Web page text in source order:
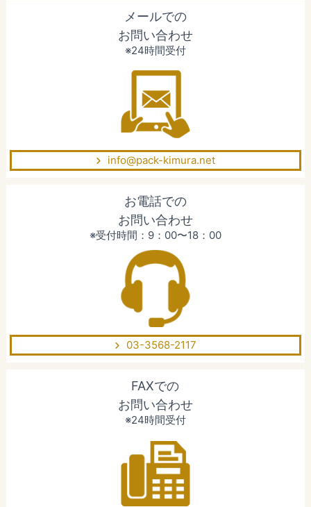
メールでの
お問い合わせ
※24時間受付
info@pack-kimura.net
お電話での
お問い合わせ
※受付時間：9：00〜18：00
03-3568-2117
FAXでの
お問い合わせ
※24時間受付